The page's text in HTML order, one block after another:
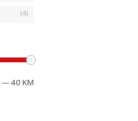
(4)
—40 KM